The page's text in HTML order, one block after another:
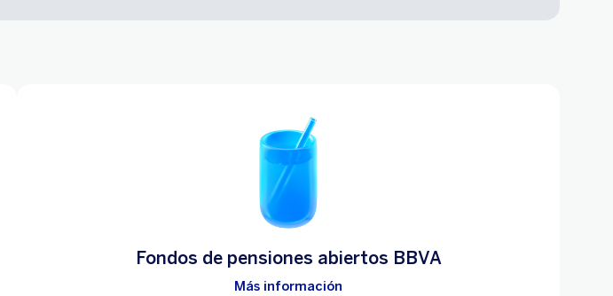
Fondos de pensiones abiertos BBVA
Más información